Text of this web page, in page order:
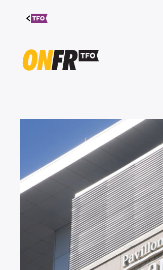
Aller au
contenu